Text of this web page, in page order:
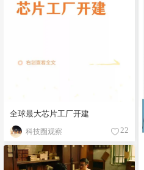
全球最大芯片工厂开建
科技圈观察 22